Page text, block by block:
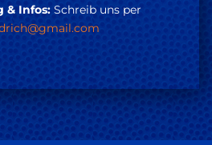
& Infos:Schreib uns per